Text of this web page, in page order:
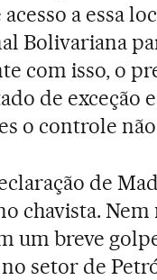
acesso a essa
Bolivariana
com isso, o
de exceção
o controle
de
chavista.
um breve
setor de